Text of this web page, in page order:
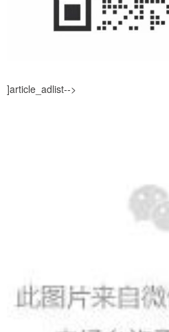
]article_adlist-->